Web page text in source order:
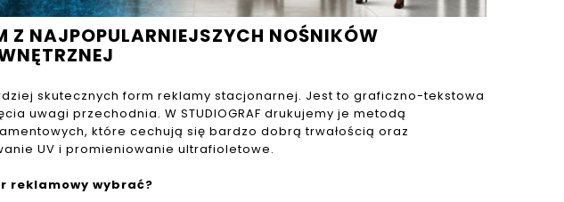
Z NAJPOPULARNIEJSZYCH NOŚNIKÓW
skutecznych form reklamy stacjonarnej. Jest to graficzno-tekstowa
uwagi przechodnia. W STUDIOGRAF drukujemy je metodą
które cechują się bardzo dobrą trwałością oraz
UV i promieniowanie ultrafioletowe.
reklamowy wybrać?